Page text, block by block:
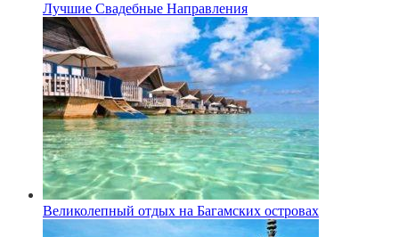
Лучшие Свадебные Направления
Великолепный отдых на Багамских островах